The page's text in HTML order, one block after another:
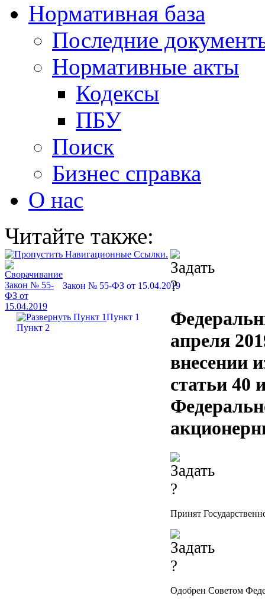
Нормативная база
Последние
Нормативные акты
Кодексы
ПБУ
Поиск
Бизнес справка
О нас
Читайте также:
Закон № 55-ФЗ от 15.04.2019
Пункт 1
Пункт 2
апреля
внесении
статьи 40
Принят
Одобрен Советом